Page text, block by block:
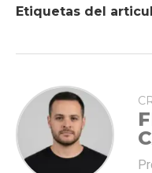
Etiquetas del